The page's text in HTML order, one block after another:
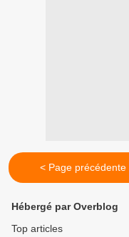
< Page précédente
Hébergé par Overblog
Top articles